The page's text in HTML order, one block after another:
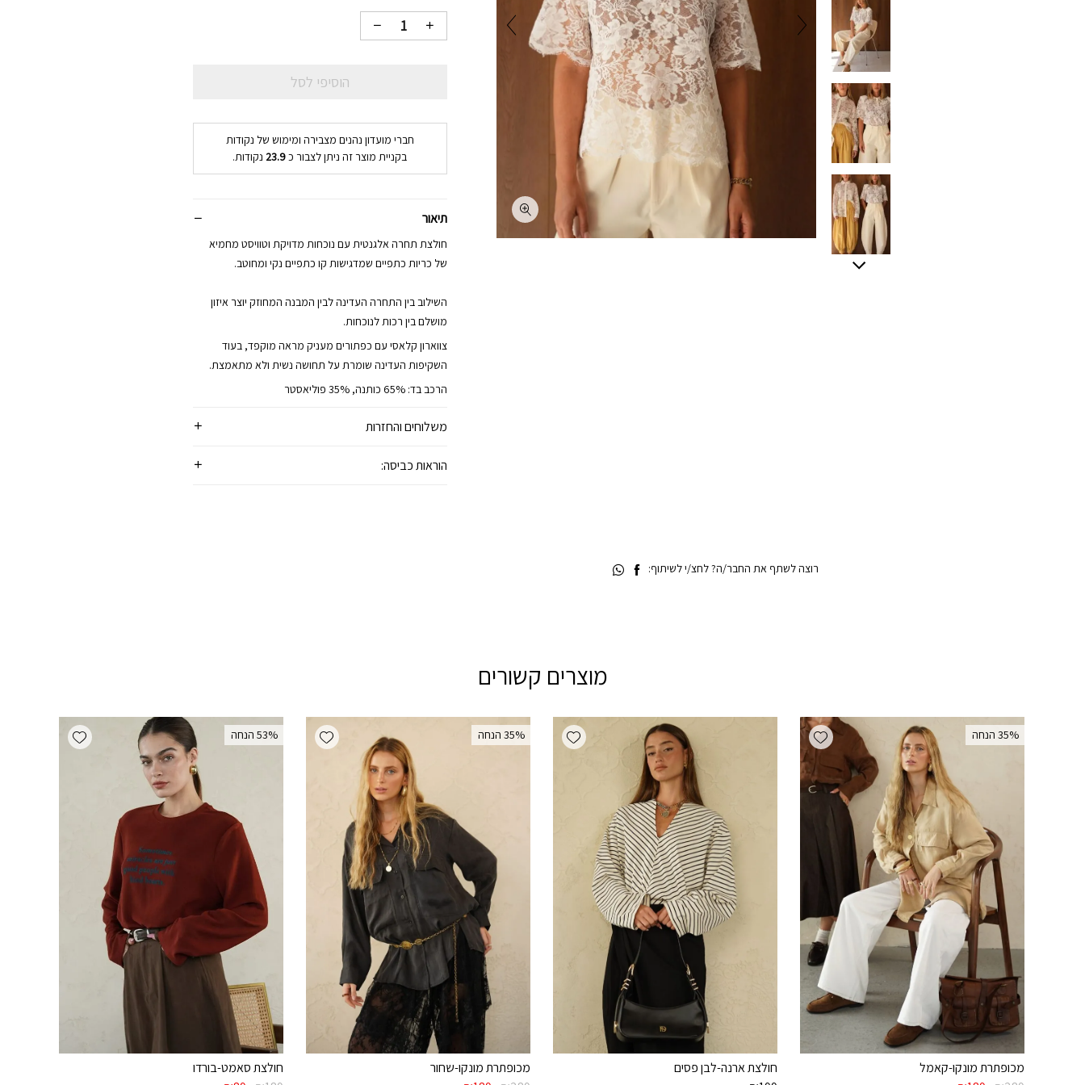
הוסיפי לסל
חברי מועדון נהנים מצבירה ומימוש של נקודות
בקניית מוצר זה ניתן לצבור כ23.9נקודות.
תיאור
חולצת תחרה אלגנטית עם נוכחות מדויקת וטוויסט מחמיא
של כריות כתפיים שמדגישות קו כתפיים נקי ומחוטב.
השילוב בין התחרה העדינה לבין המבנה המחוזק יוצר איזון
מושלם בין רכות לנוכחות.
צווארון קלאסי עם כפתורים מעניק מראה מוקפד, בעוד
השקיפות העדינה שומרת על תחושה נשית ולא מתאמצת.
הרכב בד: 65% כותנה, 35% פוליאסטר
משלוחים והחזרות
הוראות כביסה:
רוצה לשתף את החבר/ה? לחצ/י לשיתוף:
מוצרים קשורים
Add wishlist ‫35% הנחה
מכופתרת מונקו-קאמל
Add wishlist
חולצת ארנה-לבן פסים
Add wishlist ‫35% הנחה
מכופתרת מונקו-שחור
Add wishlist ‫53% הנחה
חולצת סאמט-בורדו